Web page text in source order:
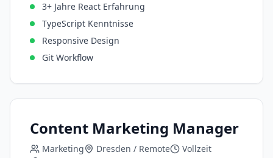
3+ Jahre React Erfahrung
TypeScript Kenntnisse
Responsive Design
Git Workflow
Content Marketing Manager
Marketing Dresden / Remote
Vollzeit